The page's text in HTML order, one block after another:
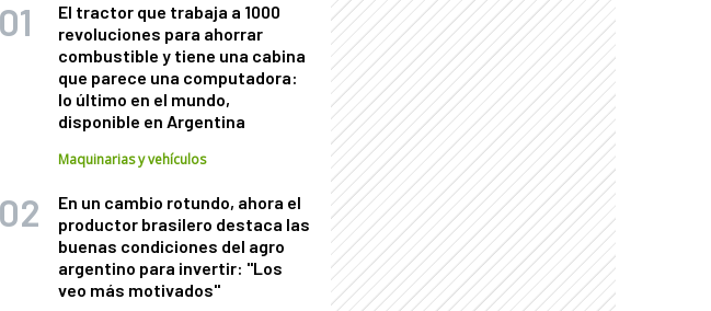
El tractor que trabaja a 1000
revoluciones para ahorrar
combustible y tiene una cabina
que parece una computadora:
lo último en el mundo,
disponible en Argentina
Maquinarias y vehículos
En un cambio rotundo, ahora el
productor brasilero destaca las
buenas condiciones del agro
argentino para invertir: "Los
veo más motivados"